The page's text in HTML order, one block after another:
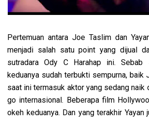
Pertemuan antara Joe Taslim dan
menjadi salah satu point yang dijual
sutradara Ody C Harahap ini. Sebab
keduanya sudah terbukti sempurna, baik
saat ini termasuk aktor yang sedang naik
go internasional. Beberapa film
okeh keduanya. Dan yang terakhir Yayan